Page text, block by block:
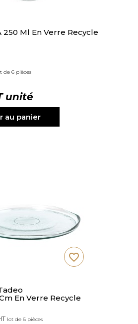
250 Ml En Verre Recycle
de 6 pièces
unité
au panier
En Verre Recycle
lot de 6 pièces
favorite_border